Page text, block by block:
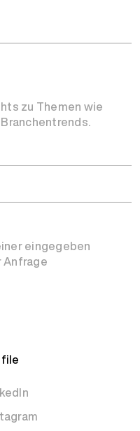
zu Themen wie
eingegeben
Anfrage